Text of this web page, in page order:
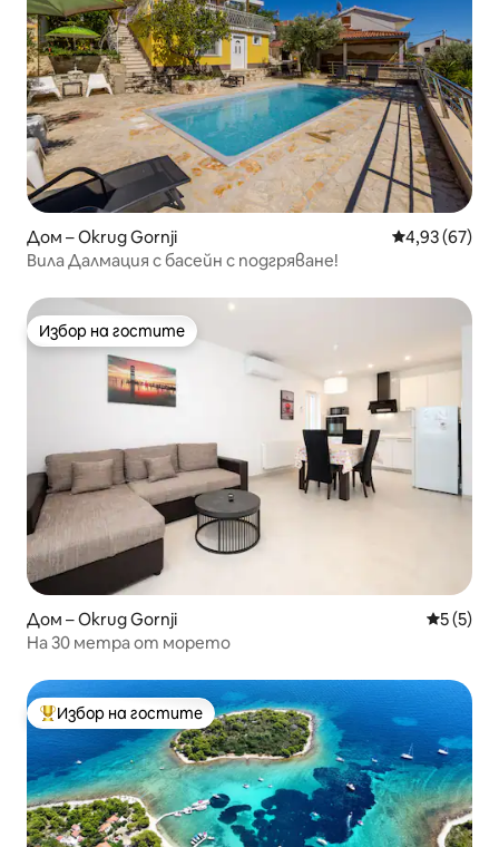
Дом – Okrug Gornji Средна
4,93 (67)
Вила Далмация с басейн с подгряване!
Избор на гостите
Избор на гостите
Дом – Okrug Gornji Средна
5 (5)
На 30 метра от морето
Най-популярен избор на гостите
Избор на гостите